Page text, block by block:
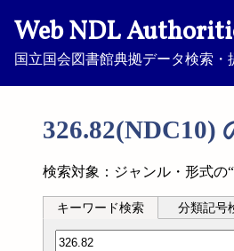
Web NDL
国立国会図書館典拠データ検索・
326.82(NDC10)
検索対象：ジャンル・形式の
キーワード検索 分類記号
分類記号検索